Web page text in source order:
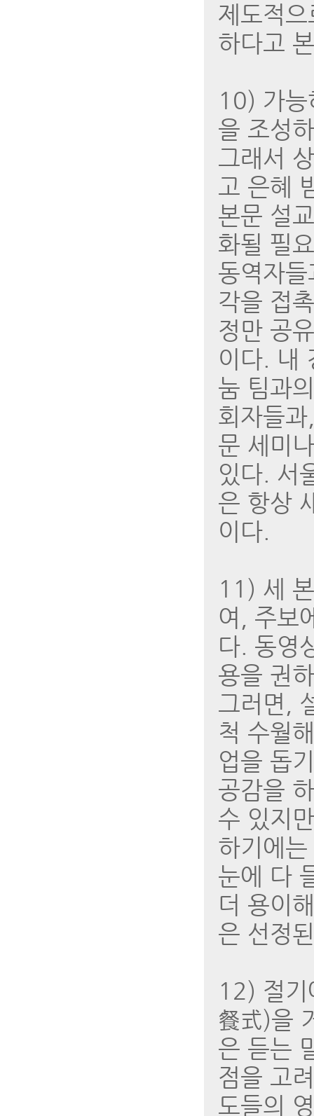
제도적
하다고
10) 가능
을 조성
그래서
고 은혜
본문 설
화될 필
동역자
각을 접
정만 공
이다. 내
눔 팀과
회자들
문 세미
있다. 서
은 항상
이다.
11) 세
여, 주보
다. 동영
용을 권
그러면,
척 수월
업을 돕
공감을
수 있지
하기에
눈에 다
더 용이
은 선정
12) 절기
餐式)을
은 듣는
점을 고
도들의